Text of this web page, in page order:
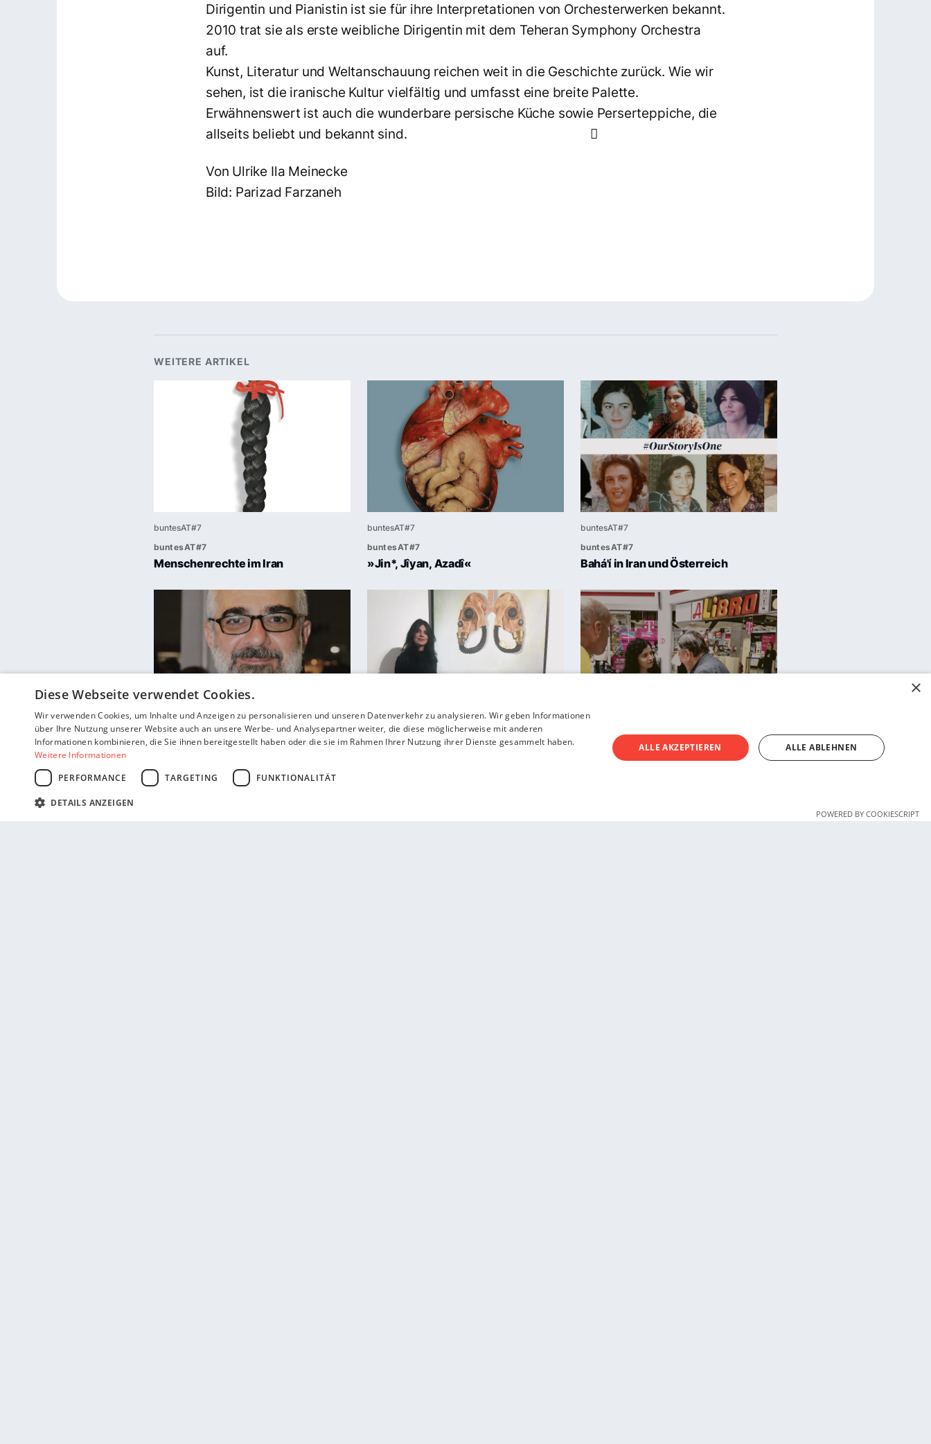
Dirigentin und Pianistin ist sie für ihre Interpretationen von Orchesterwerken bekannt.
2010 trat sie als erste weibliche Dirigentin mit dem Teheran Symphony Orchestra
auf.
Kunst, Literatur und Weltanschauung reichen weit in die Geschichte zurück. Wie wir
sehen, ist die iranische Kultur vielfältig und umfasst eine breite Palette.
Erwähnenswert ist auch die wunderbare persische Küche sowie Perserteppiche, die
allseits beliebt und bekannt sind. 
Von Ulrike Ila Meinecke
Bild: Parizad Farzaneh
WEITERE ARTIKEL
buntesAT#7
Menschenrechte im Iran
buntesAT#7
»Jin*, Jîyan, Azadî«
buntesAT#7
Bahá'í in Iran und Österreich
buntesAT#7
Niavarani und ich in Iran
buntesAT#7 buntesAT#7
×
Diese Webseite verwendet Cookies.
Wir verwenden Cookies, um Inhalte und Anzeigen zu personalisieren und unseren Datenverkehr zu analysieren. Wir geben Informationen
über Ihre Nutzung unserer Website auch an unsere Werbe- und Analysepartner weiter, die diese möglicherweise mit anderen
Informationen kombinieren, die Sie ihnen bereitgestellt haben oder die sie im Rahmen Ihrer Nutzung ihrer Dienste gesammelt haben.
Weitere Informationen
PERFORMANCE
TARGETING FUNKTIONALITÄT
DETAILS ANZEIGEN
ALLE AKZEPTIEREN ALLE ABLEHNEN
POWERED BY COOKIESCRIPT